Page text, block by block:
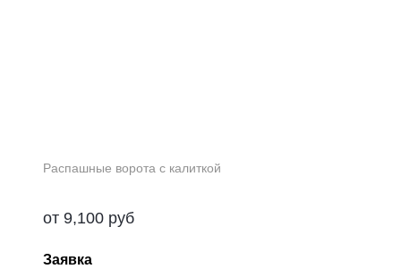
Распашные ворота с калиткой
от 9,100 руб
Заявка